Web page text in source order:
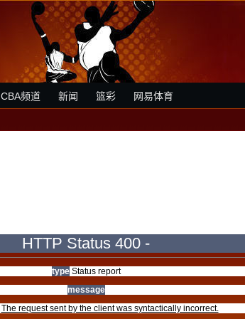
CBA频道 新闻 篮彩 网易体育
HTTP Status 400 -
typeStatus report
message
The request sent by the client was syntactically incorrect.